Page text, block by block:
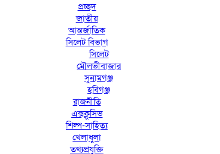
প্রচ্ছদ
জাতীয়
আন্তর্জাতিক
সিলেট বিভাগ
সিলেট
মৌলভীবাজার
সুনামগঞ্জ
হবিগঞ্জ
রাজনীতি
এক্সক্লুসিভ
শিল্প-সাহিত্য
খেলাধুলা
তথ্যপ্রযুক্তি